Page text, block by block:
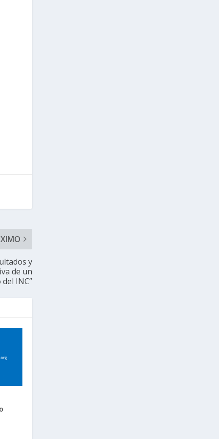
y
de un
INC”